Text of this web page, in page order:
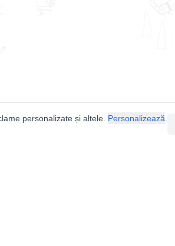
personalizate și altele. Personalizează